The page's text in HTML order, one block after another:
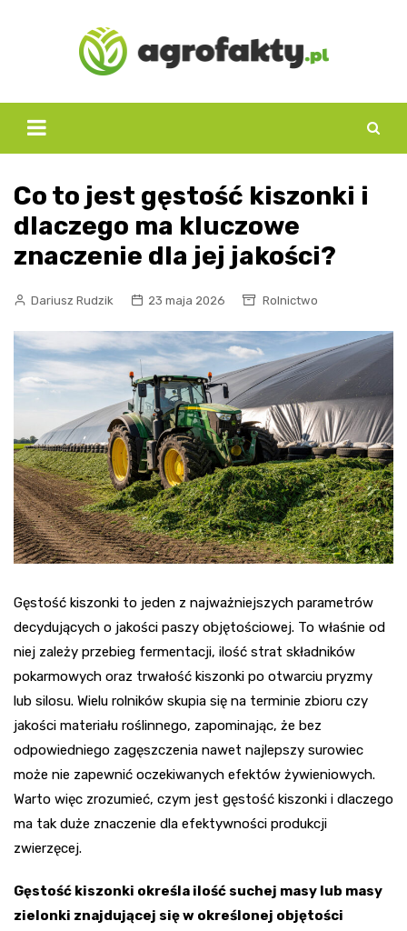
Co to jest gęstość kiszonki i
dlaczego ma kluczowe
znaczenie dla jej jakości?
Dariusz Rudzik 23 maja 2026 Rolnictwo
Gęstość kiszonki to jeden z najważniejszych parametrów
decydujących o jakości paszy objętościowej. To właśnie od
niej zależy przebieg fermentacji, ilość strat składników
pokarmowych oraz trwałość kiszonki po otwarciu pryzmy
lub silosu. Wielu rolników skupia się na terminie zbioru czy
jakości materiału roślinnego, zapominając, że bez
odpowiedniego zagęszczenia nawet najlepszy surowiec
może nie zapewnić oczekiwanych efektów żywieniowych.
Warto więc zrozumieć, czym jest gęstość kiszonki i dlaczego
ma tak duże znaczenie dla efektywności produkcji
zwierzęcej.
Gęstość kiszonki określa ilość suchej masy lub masy
zielonki znajdującej się w określonej objętości